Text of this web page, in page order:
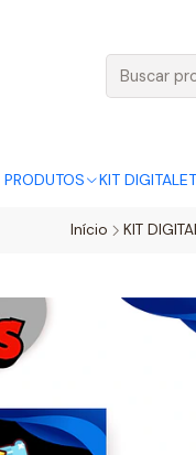
KIT DIGITAL
Início KIT